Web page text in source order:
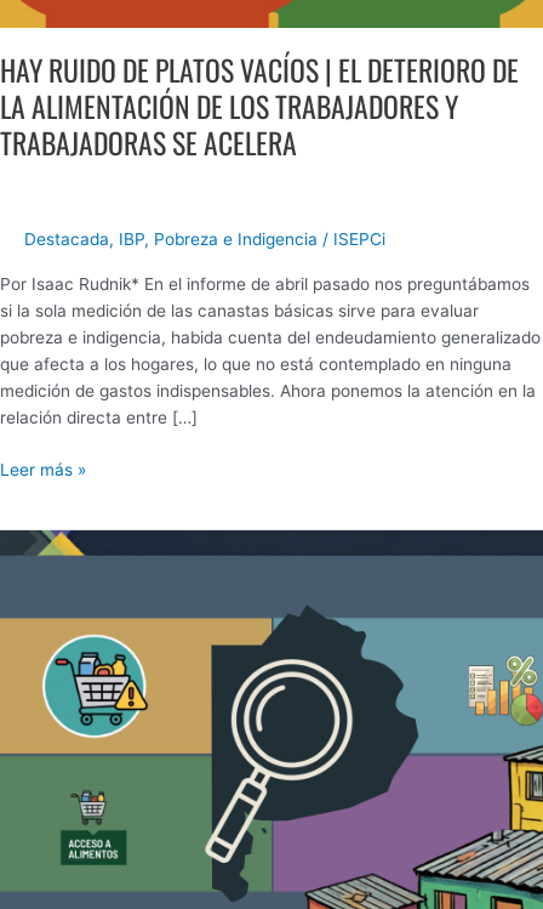
HAY RUIDO DE PLATOS VACÍOS | EL DETERIORO DE
LA ALIMENTACIÓN DE LOS TRABAJADORES Y
TRABAJADORAS SE ACELERA
Destacada, IBP, Pobreza e Indigencia / ISEPCi
Por Isaac Rudnik* En el informe de abril pasado nos preguntábamos
si la sola medición de las canastas básicas sirve para evaluar
pobreza e indigencia, habida cuenta del endeudamiento generalizado
que afecta a los hogares, lo que no está contemplado en ninguna
medición de gastos indispensables. Ahora ponemos la atención en la
relación directa entre […]
Leer más »
RADIOGRAFÍA
INSEGURIDAD
ALIMENTARIA
BUENOS